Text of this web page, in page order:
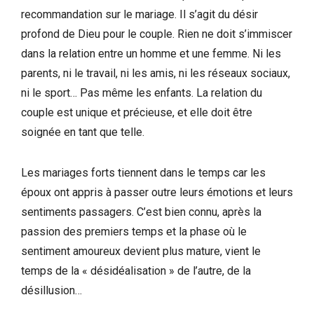
recommandation sur le mariage. Il s’agit du désir
profond de Dieu pour le couple. Rien ne doit s’immiscer
dans la relation entre un homme et une femme. Ni les
parents, ni le travail, ni les amis, ni les réseaux sociaux,
ni le sport… Pas même les enfants. La relation du
couple est unique et précieuse, et elle doit être
soignée en tant que telle.
Les mariages forts tiennent dans le temps car les
époux ont appris à passer outre leurs émotions et leurs
sentiments passagers. C’est bien connu, après la
passion des premiers temps et la phase où le
sentiment amoureux devient plus mature, vient le
temps de la « désidéalisation » de l’autre, de la
désillusion…